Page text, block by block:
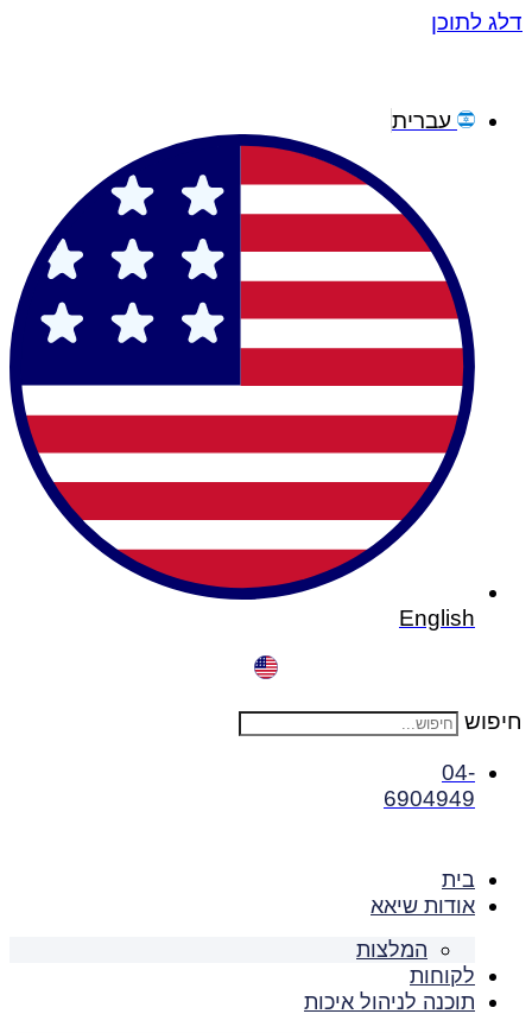
דלג לתוכן
עברית
English
חיפוש
04-
6904949
בית
אודות שיאא
המלצות
לקוחות
תוכנה לניהול איכות